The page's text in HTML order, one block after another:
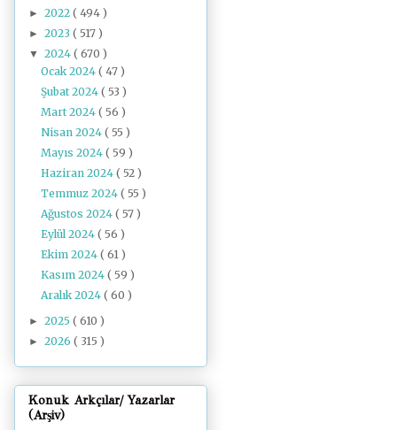
► 2022 ( 494 )
► 2023 ( 517 )
▼ 2024 ( 670 )
Ocak 2024( 47 )
Şubat 2024( 53 )
Mart 2024( 56 )
Nisan 2024( 55 )
Mayıs 2024( 59 )
Haziran 2024( 52 )
Temmuz 2024( 55 )
Ağustos 2024( 57 )
Eylül 2024( 56 )
Ekim 2024( 61 )
Kasım 2024( 59 )
Aralık 2024( 60 )
► 2025 ( 610 )
► 2026 ( 315 )
Konuk Arkçılar/ Yazarlar
(Arşiv)